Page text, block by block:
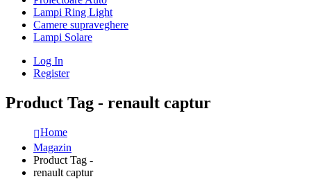
Lampi Ring Light
Camere supraveghere
Lampi Solare
Log In
Register
Product Tag - renault captur
Home
Magazin
Product Tag -
renault captur